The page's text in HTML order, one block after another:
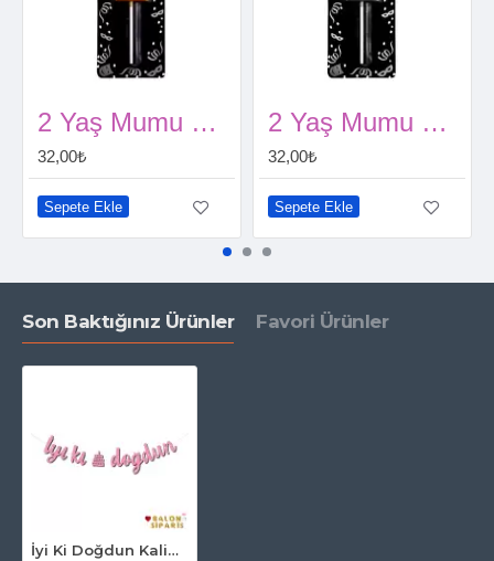
2 Yaş Mumu Gold
32,00₺
Sepete Ekle
2 Yaş Mumu Gümüş
32,00₺
Sepete Ekle
Son Baktığınız Ürünler Favori Ürünler
İyi Ki Doğdun Kaligrafi Banner Pembe